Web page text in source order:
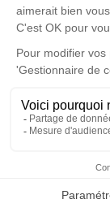
Faire-
Un service de
disponible ici
Cérémonie
38460